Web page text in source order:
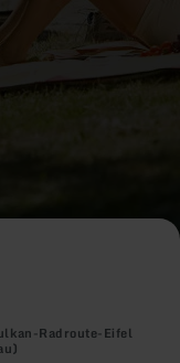
Radroute-Eifel